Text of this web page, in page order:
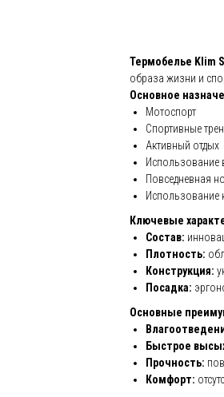
Термобелье Klim
образа жизни и
Основное
Мотоспорт
Спортивные
Активный отдых
Использование
Повседневная
Использование
Ключевые
Состав:
Плотность:
Конструкция:
Посадка:
Основные
Быстрое
Прочность:
Комфорт: